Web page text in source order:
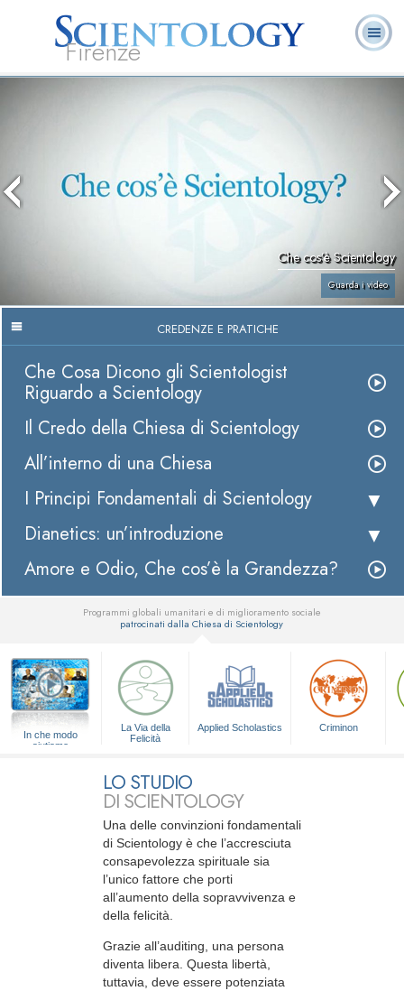
Firenze
Volontari
Che cos’è Scientology
Guarda i video
CREDENZE E PRATICHE
Che Cosa Dicono gli Scientologist
Riguardo a Scientology
Il Credo della Chiesa di Scientology
All’interno di una Chiesa
I Principi Fondamentali di Scientology
Dianetics: un’introduzione
Amore e Odio, Che cos’è la Grandezza?
Programmi globali umanitari e di miglioramento sociale
patrocinati dalla Chiesa di Scientology
In che modo
aiutiamo
La Via della
Felicità
Applied Scholastics Criminon
LO STUDIO
DI SCIENTOLOGY
Una delle convinzioni fondamentali
di Scientology è che l’accresciuta
consapevolezza spirituale sia
l’unico fattore che porti
all’aumento della sopravvivenza e
della felicità.
Grazie all’auditing, una persona
diventa libera. Questa libertà,
tuttavia, deve essere potenziata